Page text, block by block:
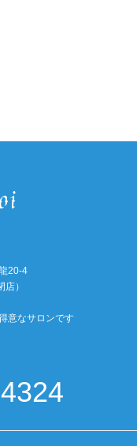
20-4
）
意なサロンです